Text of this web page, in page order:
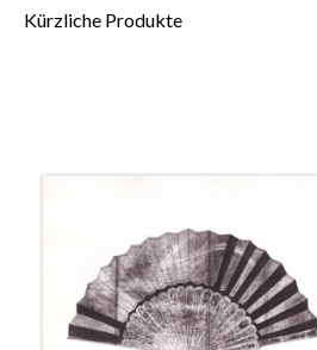
Kürzliche Produkte